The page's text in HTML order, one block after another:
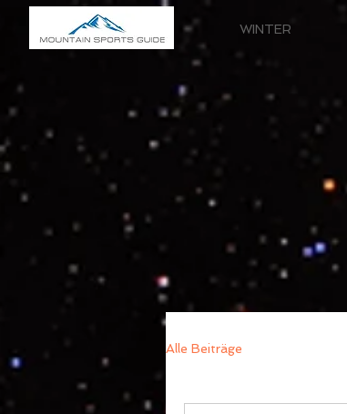
WINTER
Alle Beiträge